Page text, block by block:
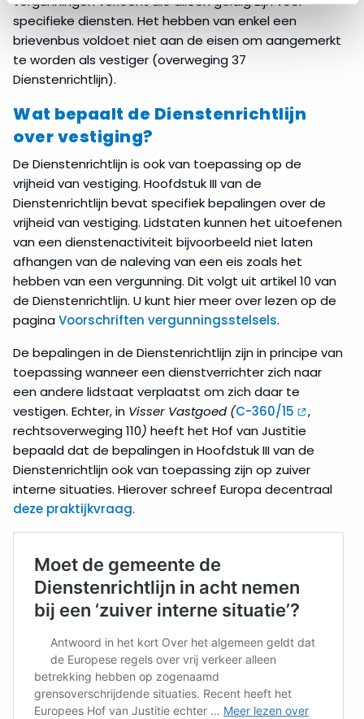
specifieke diensten. Het hebben van enkel een
brievenbus voldoet niet aan de eisen om aangemerkt
te worden als vestiger (overweging 37
Dienstenrichtlijn).
Wat bepaalt de Dienstenrichtlijn
over vestiging?
De Dienstenrichtlijn is ook van toepassing op de
vrijheid van vestiging. Hoofdstuk III van de
Dienstenrichtlijn bevat specifiek bepalingen over de
vrijheid van vestiging. Lidstaten kunnen het uitoefenen
van een dienstenactiviteit bijvoorbeeld niet laten
afhangen van de naleving van een eis zoals het
hebben van een vergunning. Dit volgt uit artikel 10 van
de Dienstenrichtlijn. U kunt hier meer over lezen op de
paginaVoorschriften vergunningsstelsels.
De bepalingen in de Dienstenrichtlijn zijn in principe van
toepassing wanneer een dienstverrichter zich naar
een andere lidstaat verplaatst om zich daar te
vestigen. Echter, in Visser Vastgoed (C-360/15
,
rechtsoverweging 110) heeft het Hof van Justitie
bepaald dat de bepalingen in Hoofdstuk III van de
Dienstenrichtlijn ook van toepassing zijn op zuiver
interne situaties. Hierover schreef Europa decentraal
deze praktijkvraag.